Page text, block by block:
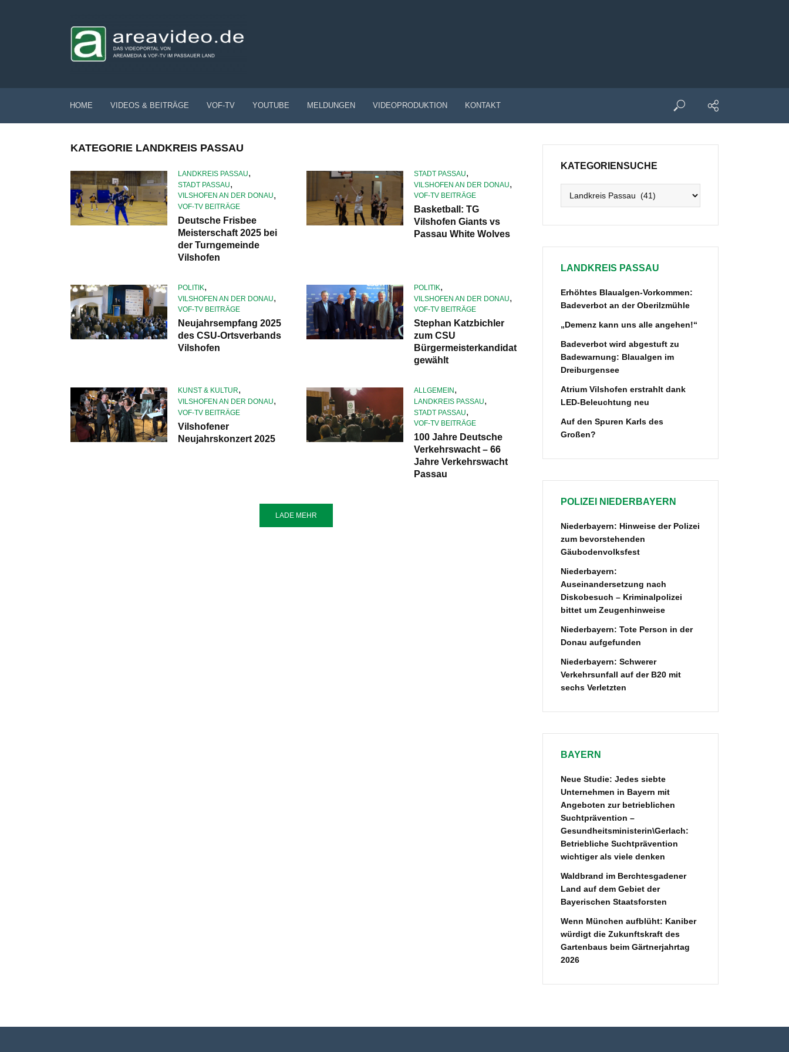
HOME VIDEOS & BEITRÄGE VOF-TV YOUTUBE MELDUNGEN VIDEOPRODUKTION KONTAKT
KATEGORIE LANDKREIS PASSAU
LANDKREIS PASSAU,
STADT PASSAU,
VILSHOFEN AN DER DONAU,
VOF-TV BEITRÄGE
Deutsche Frisbee
Meisterschaft 2025 bei
der Turngemeinde
Vilshofen
STADT PASSAU,
VILSHOFEN AN DER DONAU,
VOF-TV BEITRÄGE
Basketball: TG
Vilshofen Giants vs
Passau White Wolves
POLITIK,
VILSHOFEN AN DER DONAU,
VOF-TV BEITRÄGE
Neujahrsempfang 2025
des CSU-Ortsverbands
Vilshofen
POLITIK,
VILSHOFEN AN DER DONAU,
VOF-TV BEITRÄGE
Stephan Katzbichler
zum CSU
Bürgermeisterkandidat
gewählt
KUNST & KULTUR,
VILSHOFEN AN DER DONAU,
VOF-TV BEITRÄGE
Vilshofener
Neujahrskonzert 2025
ALLGEMEIN ,
LANDKREIS PASSAU,
STADT PASSAU,
VOF-TV BEITRÄGE
100 Jahre Deutsche
Verkehrswacht – 66
Jahre Verkehrswacht
Passau
LADE MEHR
KATEGORIENSUCHE
LANDKREIS PASSAU
Erhöhtes Blaualgen-Vorkommen:
Badeverbot an der Oberilzmühle
„Demenz kann uns alle angehen!“
Badeverbot wird abgestuft zu
Badewarnung: Blaualgen im
Dreiburgensee
Atrium Vilshofen erstrahlt dank
LED-Beleuchtung neu
Auf den Spuren Karls des
Großen?
POLIZEI NIEDERBAYERN
Niederbayern: Hinweise der Polizei
zum bevorstehenden
Gäubodenvolksfest
Niederbayern:
Auseinandersetzung nach
Diskobesuch – Kriminalpolizei
bittet um Zeugenhinweise
Niederbayern: Tote Person in der
Donau aufgefunden
Niederbayern: Schwerer
Verkehrsunfall auf der B20 mit
sechs Verletzten
BAYERN
Neue Studie: Jedes siebte
Unternehmen in Bayern mit
Angeboten zur betrieblichen
Suchtprävention –
Gesundheitsministerin\Gerlach:
Betriebliche Suchtprävention
wichtiger als viele denken
Waldbrand im Berchtesgadener
Land auf dem Gebiet der
Bayerischen Staatsforsten
Wenn München aufblüht: Kaniber
würdigt die Zukunftskraft des
Gartenbaus beim Gärtnerjahrtag
2026